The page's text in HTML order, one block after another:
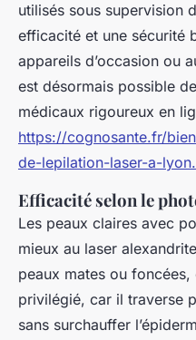
utilisés sous supervision
efficacité et une sécurité
appareils d’occasion ou
est désormais possible
médicaux rigoureux en
https://cognosante.fr/
de-lepilation-laser-a-
Efficacité selon le
Les peaux claires avec
mieux au laser
peaux mates ou foncées,
privilégié, car il traverse
sans surchauffer